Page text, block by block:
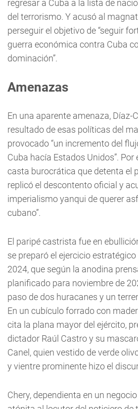
regresar a Cuba a la lista de
del terrorismo. Y acusó al
perseguir el objetivo de “seguir
guerra económica contra Cuba
dominación”.
Amenazas
En una aparente amenaza, Díaz-
resultado de esas políticas del
provocado “un incremento del
Cuba hacía Estados Unidos”.
casta burocrática que detenta el
replicó el descontento oficial y
imperialismo yanqui de querer
cubano”.
El paripé castrista fue en
se preparó el ejercicio
2024, que según la anodina
planificado para noviembre de
paso de dos huracanes y un
En un cubículo forrado con
cita la plana mayor del ejército,
dictador Raúl Castro y su
Canel, quien vestido de verde
y vientre prominente hizo el
Chery, dependienta en un